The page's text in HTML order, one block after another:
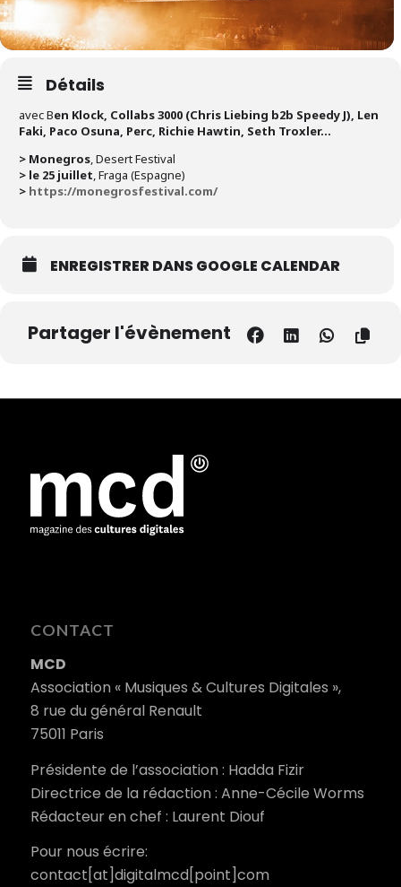
Détails
avec Ben Klock, Collabs 3000 (Chris Liebing b2b Speedy J), Len
Faki, Paco Osuna, Perc, Richie Hawtin, Seth Troxler…
> Monegros, Desert Festival
> le 25 juillet, Fraga (Espagne)
> https://monegrosfestival.com/
ENREGISTRER DANS GOOGLE CALENDAR
Partager l'évènement
CONTACT
MCD
Association « Musiques & Cultures Digitales »,
8 rue du général Renault
75011 Paris
Présidente de l’association : Hadda Fizir
Directrice de la rédaction : Anne-Cécile Worms
Rédacteur en chef : Laurent Diouf
Pour nous écrire:
contact[at]digitalmcd[point]com